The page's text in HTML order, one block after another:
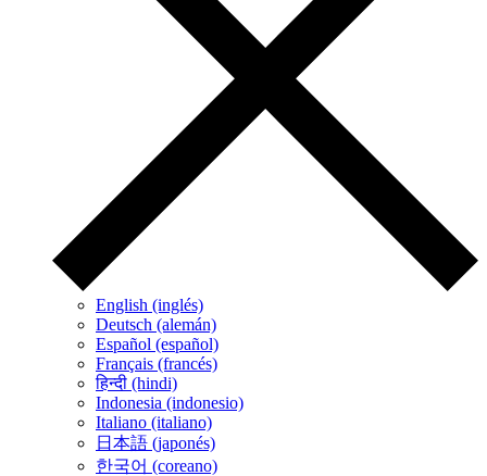
English (inglés)
Deutsch (alemán)
Español (español)
Français (francés)
हिन्दी (hindi)
Indonesia (indonesio)
Italiano (italiano)
日本語 (japonés)
한국어 (coreano)